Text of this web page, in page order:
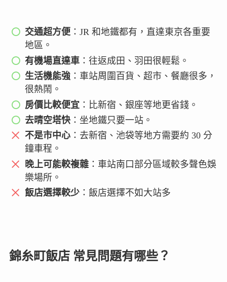
交通超方便：JR 和地鐵都有，直達東京各重要
地區。
有機場直達車 ：往返成田、羽田很輕鬆。
生活機能強 ：車站周圍百貨、超市、餐廳很多，
很熱鬧。
房價比較便宜 ：比新宿、銀座等地更省錢。
去晴空塔快 ：坐地鐵只要一站。
不是市中心 ：去新宿、池袋等地方需要約 30 分
鐘車程。
晚上可能較複雜 ：車站南口部分區域較多聲色娛
樂場所。
飯店選擇較少 ：飯店選擇不如大站多
錦糸町飯店 常見問題有哪些？